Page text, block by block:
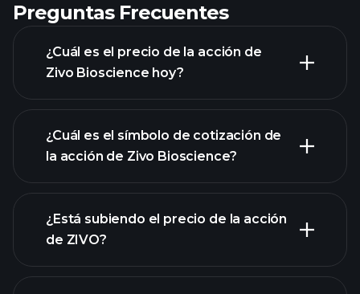
Preguntas Frecuentes
¿Cuál es el precio de la acción de
Zivo Bioscience hoy?
gráfico avanzado
¿Cuál es el símbolo de cotización de
la acción de Zivo Bioscience?
¿Está subiendo el precio de la acción
de ZIVO?